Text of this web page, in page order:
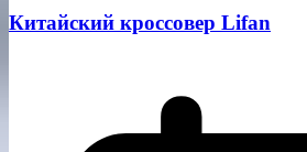
Китайский кроссовер Lifan